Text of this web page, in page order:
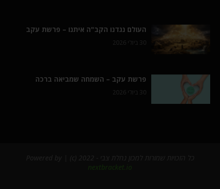
העולם נגדנו הקב"ה איתנו – פרשת עקב
30 ביולי 2026
פרשת עקב – השמחה שמביאה ברכה
30 ביולי 2026
nextbracket.io